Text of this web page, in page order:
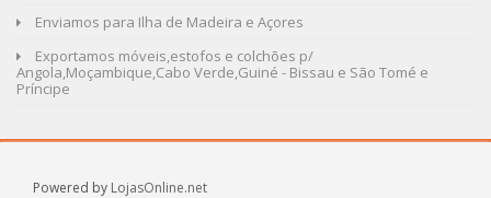
Enviamos para Ilha de Madeira e Açores
Exportamos móveis,estofos e colchões p/
Angola,Moçambique,Cabo Verde,Guiné - Bissau e São Tomé e
Príncipe
Powered by LojasOnline.net